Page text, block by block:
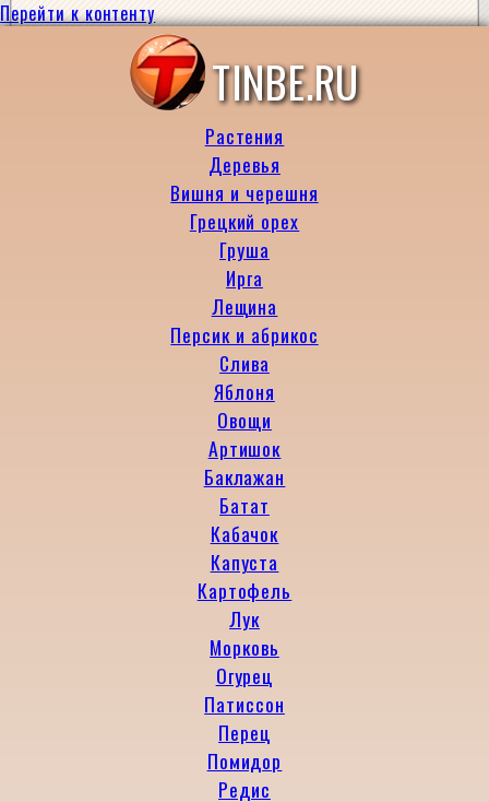
Перейти к контенту
TINBE.RU
Растения
Деревья
Вишня и черешня
Грецкий орех
Груша
Ирга
Лещина
Персик и абрикос
Слива
Яблоня
Овощи
Артишок
Баклажан
Батат
Кабачок
Капуста
Картофель
Лук
Морковь
Огурец
Патиссон
Перец
Помидор
Редис